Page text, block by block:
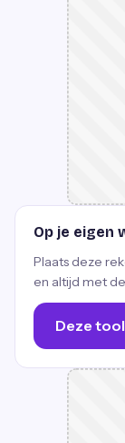
Op je eigen
Plaats deze
en altijd met
Deze